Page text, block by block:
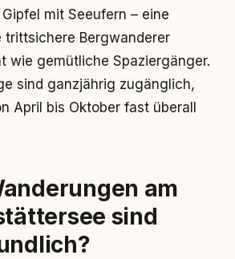
mit Seeufern – eine
trittsichere Bergwanderer
wie gemütliche Spaziergänger.
sind ganzjährig zugänglich,
April bis Oktober fast überall
am
sind